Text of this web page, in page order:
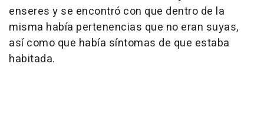
enseres y se encontró con que dentro de la
misma había pertenencias que no eran suyas,
así como que había síntomas de que estaba
habitada.